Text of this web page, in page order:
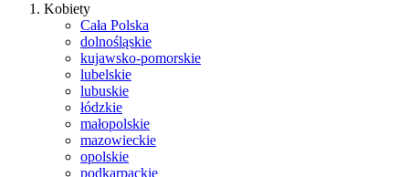
Kobiety
Cała Polska
dolnośląskie
kujawsko-pomorskie
lubelskie
lubuskie
łódzkie
małopolskie
mazowieckie
opolskie
podkarpackie